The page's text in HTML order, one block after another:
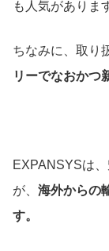
も人気がありま
ちなみに、取り
リーでなおかつ
EXPANSYSは
が、 海外からの
す。